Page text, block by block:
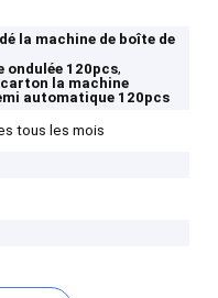
la machine de boîte de
ondulée 120pcs,
carton la machine
automatique 120pcs
tous les mois